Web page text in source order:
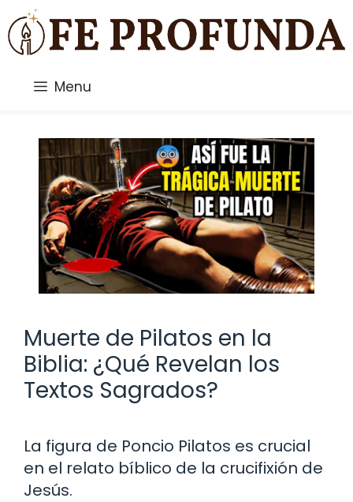
Saltar
al
contenido
Menu
Muerte de Pilatos en la
Biblia: ¿Qué Revelan los
Textos Sagrados?
La figura de Poncio Pilatos es crucial
en el relato bíblico de la crucifixión de
Jesús.